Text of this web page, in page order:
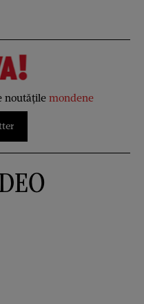
noutățile mondene